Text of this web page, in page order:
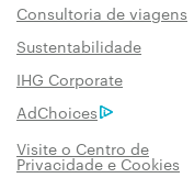
Consultoria de viagens
Sustentabilidade
IHG Corporate
AdChoices
Visite o Centro de
Privacidade e Cookies